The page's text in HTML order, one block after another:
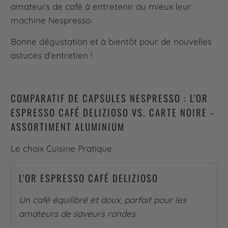
amateurs de café à entretenir au mieux leur
machine Nespresso.
Bonne dégustation et à bientôt pour de nouvelles
astuces d’entretien !
COMPARATIF DE CAPSULES NESPRESSO : L'OR
ESPRESSO CAFÉ DELIZIOSO VS. CARTE NOIRE -
ASSORTIMENT ALUMINIUM
Le choix Cuisine Pratique
L'OR ESPRESSO CAFÉ DELIZIOSO
Un café équilibré et doux, parfait pour les
amateurs de saveurs rondes.